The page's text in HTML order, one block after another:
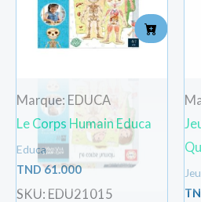
Marque: EDUCA
Le Corps Humain Educa
Educa
TND61.000
SKU: EDU21015